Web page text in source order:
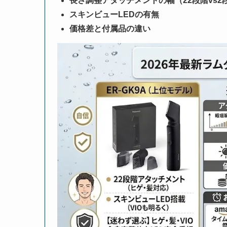
スキンビューLEDの有無
価格差と付属品の違い